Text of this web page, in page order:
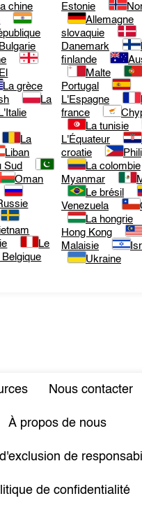
chine
La grèce
La
La
Liban
Sud
Oman
Le
Belgique
Estonie
Allemagne
slovaquie
Danemark
finlande
Malte
Portugal
L'Espagne
france
La tunisie
L'Équateur
croatie
La colombie
Myanmar
Le brésil
Venezuela
La hongrie
Hong Kong
Malaisie
Ukraine
Nous contacter
À propos de nous
de
de confidentialité